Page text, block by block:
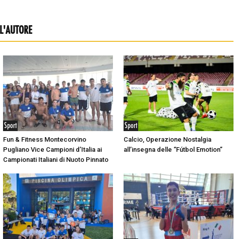
Sport
Fun & Fitness Montecorvino
Pugliano Vice Campioni d’Italia ai
Campionati Italiani di Nuoto Pinnato
Sport
Calcio, Operazione Nostalgia
all’insegna delle “Fútbol Emotion”